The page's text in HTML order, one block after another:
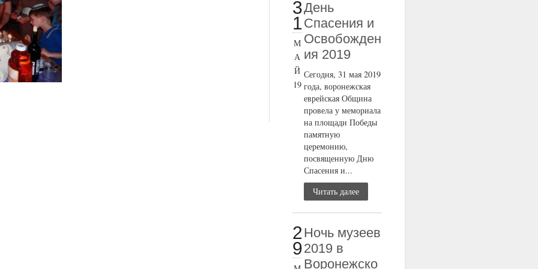
3
1
М
А
Й
19
День
Спасения и
Освобожден
ия 2019
Сегодня, 31 мая 2019
года, воронежская
еврейская Община
провела у мемориала
на площади Победы
памятную
церемонию,
посвященную Дню
Спасения и...
Читать далее
2
9
Ночь музеев
2019 в
Воронежско